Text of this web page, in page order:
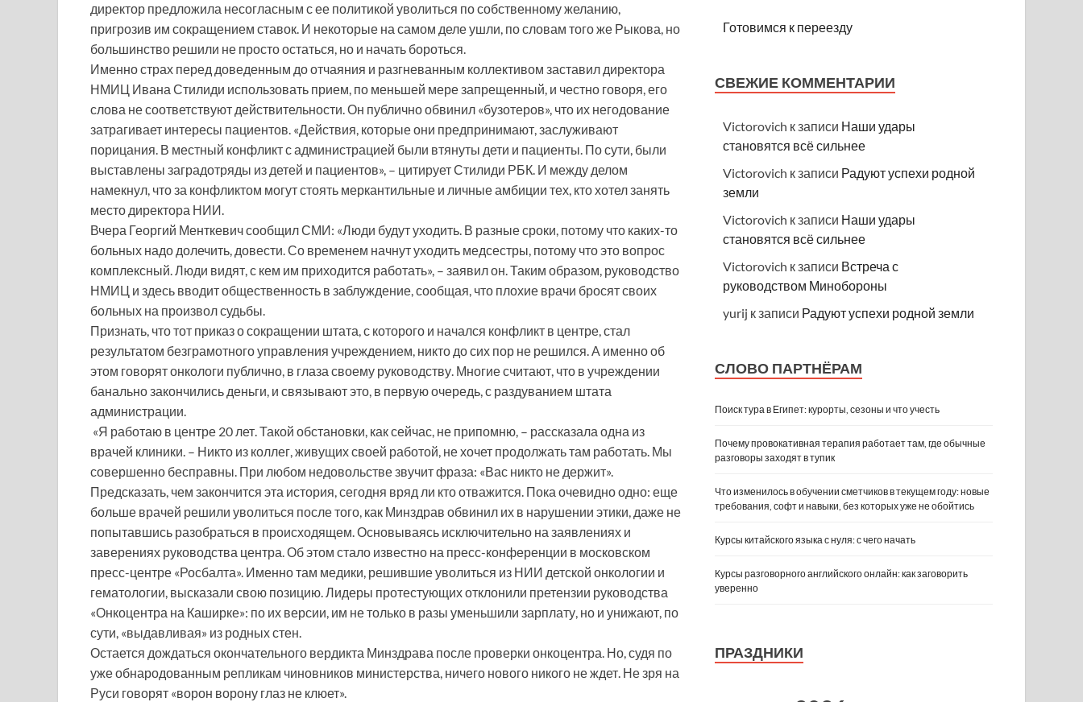
директор предложила несогласным с ее политикой уволиться по собственному желанию,
пригрозив им сокращением ставок. И некоторые на самом деле ушли, по словам того же Рыкова, но
большинство решили не просто остаться, но и начать бороться.
Именно страх перед доведенным до отчаяния и разгневанным коллективом заставил директора
НМИЦ Ивана Стилиди использовать прием, по меньшей мере запрещенный, и честно говоря, его
слова не соответствуют действительности. Он публично обвинил «бузотеров», что их негодование
затрагивает интересы пациентов. «Действия, которые они предпринимают, заслуживают
порицания. В местный конфликт с администрацией были втянуты дети и пациенты. По сути, были
выставлены заградотряды из детей и пациентов», – цитирует Стилиди РБК. И между делом
намекнул, что за конфликтом могут стоять меркантильные и личные амбиции тех, кто хотел занять
место директора НИИ.
Вчера Георгий Менткевич сообщил СМИ: «Люди будут уходить. В разные сроки, потому что каких-то
больных надо долечить, довести. Со временем начнут уходить медсестры, потому что это вопрос
комплексный. Люди видят, с кем им приходится работать», – заявил он. Таким образом, руководство
НМИЦ и здесь вводит общественность в заблуждение, сообщая, что плохие врачи бросят своих
больных на произвол судьбы.
Признать, что тот приказ о сокращении штата, с которого и начался конфликт в центре, стал
результатом безграмотного управления учреждением, никто до сих пор не решился. А именно об
этом говорят онкологи публично, в глаза своему руководству. Многие считают, что в учреждении
банально закончились деньги, и связывают это, в первую очередь, с раздуванием штата
администрации.
«Я работаю в центре 20 лет. Такой обстановки, как сейчас, не припомню, – рассказала одна из
врачей клиники. – Никто из коллег, живущих своей работой, не хочет продолжать там работать. Мы
совершенно бесправны. При любом недовольстве звучит фраза: «Вас никто не держит».
Предсказать, чем закончится эта история, сегодня вряд ли кто отважится. Пока очевидно одно: еще
больше врачей решили уволиться после того, как Минздрав обвинил их в нарушении этики, даже не
попытавшись разобраться в происходящем. Основываясь исключительно на заявлениях и
заверениях руководства центра. Об этом стало известно на пресс-конференции в московском
пресс-центре «Росбалта». Именно там медики, решившие уволиться из НИИ детской онкологии и
гематологии, высказали свою позицию. Лидеры протестующих отклонили претензии руководства
«Онкоцентра на Каширке»: по их версии, им не только в разы уменьшили зарплату, но и унижают, по
сути, «выдавливая» из родных стен.
Остается дождаться окончательного вердикта Минздрава после проверки онкоцентра. Но, судя по
уже обнародованным репликам чиновников министерства, ничего нового никого не ждет. Не зря на
Руси говорят «ворон ворону глаз не клюет».
Готовимся к переезду
СВЕЖИЕ КОММЕНТАРИИ
Victorovich к записи Наши удары
становятся всё сильнее
Victorovich к записи Радуют успехи родной
земли
Victorovich к записи Наши удары
становятся всё сильнее
Victorovich к записи Встреча с
руководством Минобороны
yurij к записи Радуют успехи родной земли
СЛОВО ПАРТНЁРАМ
Поиск тура в Египет: курорты, сезоны и что учесть
Почему провокативная терапия работает там, где обычные
разговоры заходят в тупик
Что изменилось в обучении сметчиков в текущем году: новые
требования, софт и навыки, без которых уже не обойтись
Курсы китайского языка с нуля: с чего начать
Курсы разговорного английского онлайн: как заговорить
уверенно
ПРАЗДНИКИ